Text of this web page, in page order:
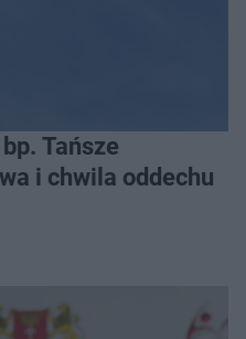
Tańsze
i chwila oddechu